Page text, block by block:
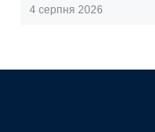
4 серпня 2026